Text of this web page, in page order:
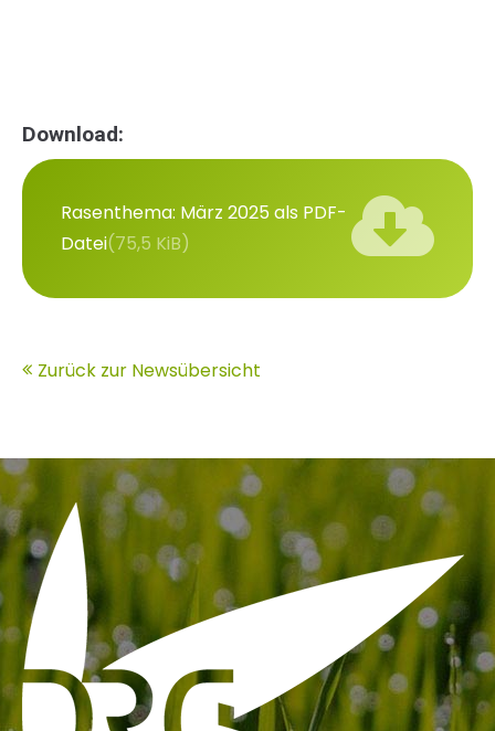
Download:
Rasenthema: März 2025 als PDF-
Datei(75,5 KiB)
Zurück zur Newsübersicht